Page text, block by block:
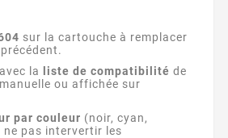
sur la cartouche à remplacer
la
liste de compatibilité de
ou affichée sur
par couleur (noir, cyan,
ne pas intervertir les